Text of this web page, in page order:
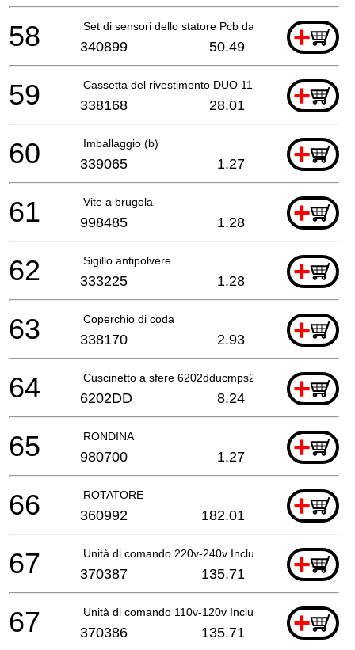
Set di sensori dello statore Pcb da 220v a 240v
+
58 340899 50.49
Cassetta del rivestimento DUO 110 - Set +
59 338168 28.01
Imballaggio (b) +
60 339065 1.27
Vite a brugola +
61 998485 1.28
Sigillo antipolvere +
62 333225 1.28
Coperchio di coda +
63 338170 2.93
Cuscinetto a sfere 6202dducmps2s (vecchio 956937)
+
64 6202DD 8.24
RONDINA +
65 980700 1.27
ROTATORE +
66 360992 182.01
Unità di comando 220v-240v Includ.68-71+
67 370387 135.71
Unità di comando 110v-120v Includ.68-71+
67 370386 135.71